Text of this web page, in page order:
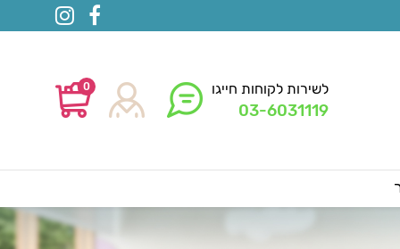
לשירות לקוחות חייגו
03-6031119
0